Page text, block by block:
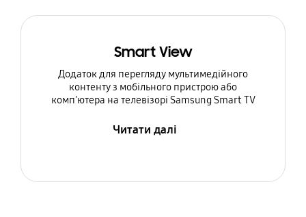
Smart View
Додаток для перегляду мультимедійного
контенту з мобільного пристрою або
комп'ютера на телевізорі Samsung Smart TV
Читати далі